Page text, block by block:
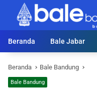
Langsung
konten
Beranda
Bale Jabar
Beranda Bale Bandung
Bale Bandung